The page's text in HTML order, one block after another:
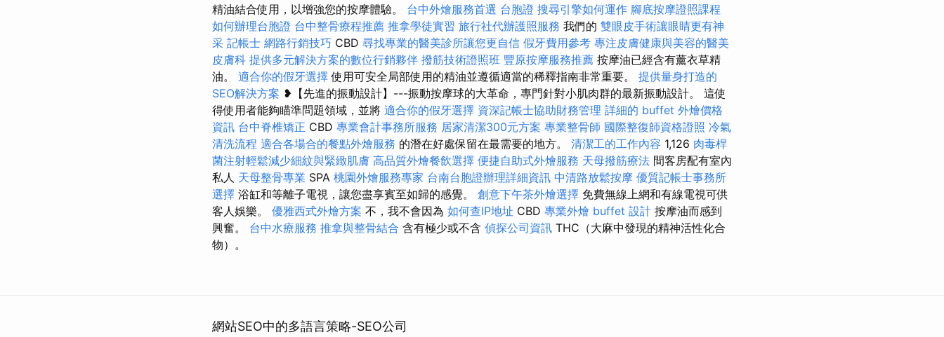
精油結合使用，以增強您的按摩體驗。 台中外燴服務首選 台胞證 搜尋引擎如何運作 腳底按摩證照課程
如何辦理台胞證 台中整骨療程推薦 推拿學徒實習 旅行社代辦護照服務 我們的 雙眼皮手術讓眼睛更有神
采 記帳士 網路行銷技巧 CBD 尋找專業的醫美診所讓您更自信 假牙費用參考 專注皮膚健康與美容的醫美
皮膚科 提供多元解決方案的數位行銷夥伴 撥筋技術證照班 豐原按摩服務推薦 按摩油已經含有薰衣草精
油。 適合你的假牙選擇 使用可安全局部使用的精油並遵循適當的稀釋指南非常重要。 提供量身打造的
SEO解決方案 ❥【先進的振動設計】---振動按摩球的大革命，專門針對小肌肉群的最新振動設計。 這使
得使用者能夠瞄準問題領域，並將 適合你的假牙選擇 資深記帳士協助財務管理 詳細的 buffet 外燴價格
資訊 台中脊椎矯正 CBD 專業會計事務所服務 居家清潔300元方案 專業整骨師 國際整復師資格證照 冷氣
清洗流程 適合各場合的餐點外燴服務 的潛在好處保留在最需要的地方。 清潔工的工作內容 1,126 肉毒桿
菌注射輕鬆減少細紋與緊緻肌膚 高品質外燴餐飲選擇 便捷自助式外燴服務 天母撥筋療法 間客房配有室內
私人 天母整骨專業 SPA 桃園外燴服務專家 台南台胞證辦理詳細資訊 中清路放鬆按摩 優質記帳士事務所
選擇 浴缸和等離子電視，讓您盡享賓至如歸的感覺。 創意下午茶外燴選擇 免費無線上網和有線電視可供
客人娛樂。 優雅西式外燴方案 不，我不會因為 如何查IP地址 CBD 專業外燴 buffet 設計 按摩油而感到
興奮。 台中水療服務 推拿與整骨結合 含有極少或不含 偵探公司資訊 THC（大麻中發現的精神活性化合
物）。
網站SEO中的多語言策略-SEO公司